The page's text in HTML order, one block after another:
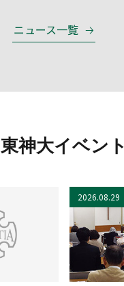
ニュース一覧
東神大イベント
2026.08.29